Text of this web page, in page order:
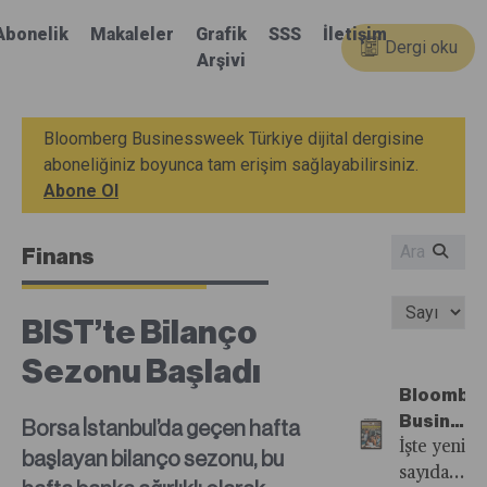
Makaleler
Grafik
Arşivi
SSS İletişim
Dergi oku
Bloomberg Businessweek Türkiye dijital dergisine
aboneliğiniz boyunca tam erişim sağlayabilirsiniz.
Abone Ol
Finans
BIST’te Bilanço
Sezonu Başladı
Borsa İstanbul’da geçen hafta
başlayan bilanço sezonu, bu
40.
İşte yeni
sayıdan